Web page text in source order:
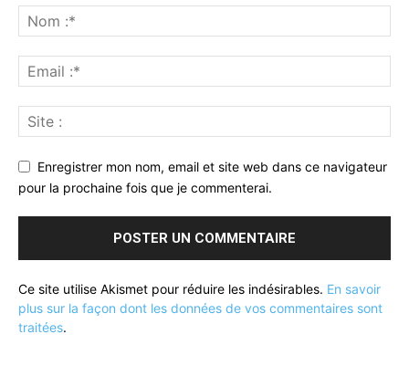
Enregistrer mon nom, email et site web dans ce navigateur
pour la prochaine fois que je commenterai.
Ce site utilise Akismet pour réduire les indésirables. En savoir
plus sur la façon dont les données de vos commentaires sont
traitées.